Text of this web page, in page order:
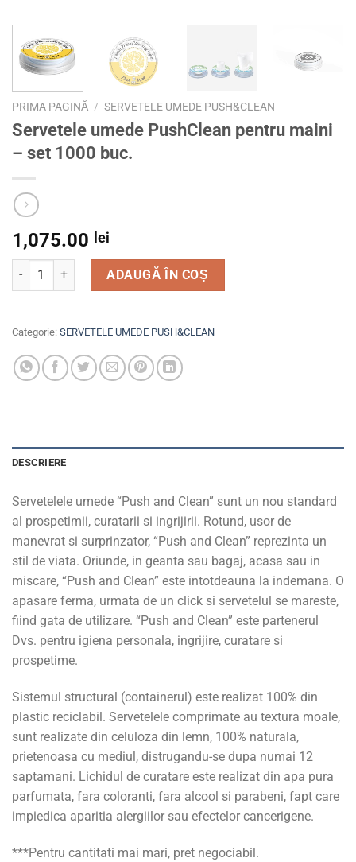
PRIMA PAGINĂ / SERVETELE UMEDE PUSH&CLEAN
Servetele umede PushClean pentru maini
– set 1000 buc.
1,075.00 lei
Cantitate Servetele umede PushClean pentru maini – set
ADAUGĂ ÎN COȘ
Categorie: SERVETELE UMEDE PUSH&CLEAN
DESCRIERE
Servetelele umede “Push and Clean” sunt un nou standard
al prospetimii, curatarii si ingrijirii. Rotund, usor de
manevrat si surprinzator, “Push and Clean” reprezinta un
stil de viata. Oriunde, in geanta sau bagaj, acasa sau in
miscare, “Push and Clean” este intotdeauna la indemana. O
apasare ferma, urmata de un click si servetelul se mareste,
fiind gata de utilizare. “Push and Clean” este partenerul
Dvs. pentru igiena personala, ingrijire, curatare si
prospetime.
Sistemul structural (containerul) este realizat 100% din
plastic reciclabil. Servetelele comprimate au textura moale,
sunt realizate din celuloza din lemn, 100% naturala,
prietenoasa cu mediul, distrugandu-se dupa numai 12
saptamani. Lichidul de curatare este realizat din apa pura
parfumata, fara coloranti, fara alcool si parabeni, fapt care
impiedica aparitia alergiilor sau efectelor cancerigene.
***Pentru cantitati mai mari, pret negociabil.